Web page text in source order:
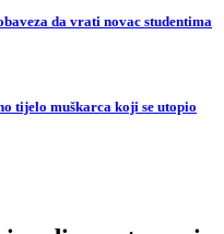
da vrati novac studentima
tijelo muškarca koji se utopio